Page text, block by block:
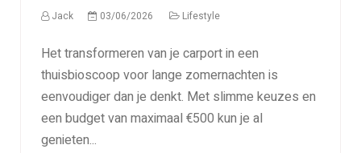
Jack 03/06/2026 Lifestyle
Het transformeren van je carport in een
thuisbioscoop voor lange zomernachten is
eenvoudiger dan je denkt. Met slimme keuzes en
een budget van maximaal €500 kun je al
genieten...